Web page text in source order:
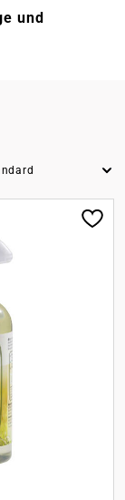
und